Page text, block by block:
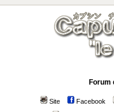
Forum
Site Facebook